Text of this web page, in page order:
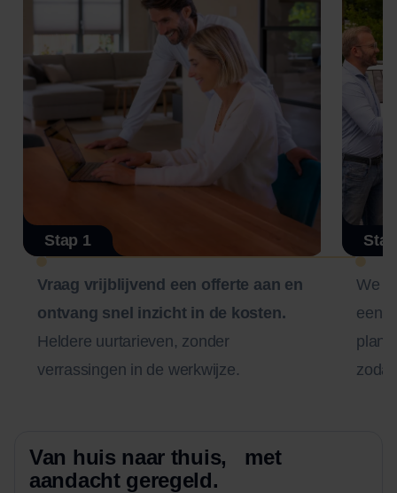
Stap 1
Vraag vrijblijvend een offerte aan en
ontvang snel inzicht in de kosten.
Heldere uurtarieven, zonder
verrassingen in de werkwijze.
We
een
Van huis naar thuis, met
aandacht geregeld.